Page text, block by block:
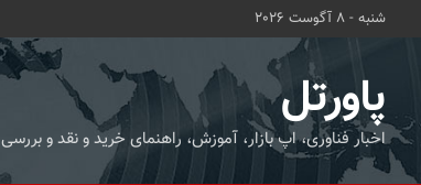
شنبه - 8 آگوست 2026
پاورتل
اخبار فناوری، اپ بازار، آموزش، راهنمای خرید و نقد و بررسی